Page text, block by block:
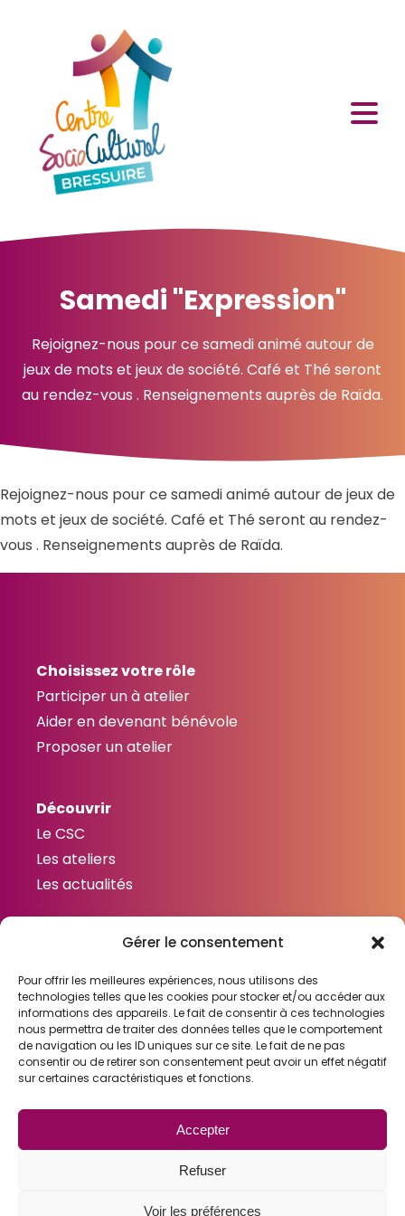
Gérer le consentement
Pour offrir les meilleures expériences, nous utilisons des
technologies telles que les cookies pour stocker et/ou accéder aux
informations des appareils. Le fait de consentir à ces technologies
nous permettra de traiter des données telles que le comportement
de navigation ou les ID uniques sur ce site. Le fait de ne pas
consentir ou de retirer son consentement peut avoir un effet négatif
sur certaines caractéristiques et fonctions.
Accepter
Refuser
Voir les préférences
Samedi "Expression"
Rejoignez-nous pour ce samedi animé autour de
jeux de mots et jeux de société. Café et Thé seront
au rendez-vous . Renseignements auprès de Raïda.
Rejoignez-nous pour ce samedi animé autour de jeux de
mots et jeux de société. Café et Thé seront au rendez-
vous . Renseignements auprès de Raïda.
Choisissez votre rôle
Participer un à atelier
Aider en devenant bénévole
Proposer un atelier
Découvrir
Le CSC
Les ateliers
Les actualités
Contactez-nous
Contact
Liens utiles
Gestion des cookies
Politique de confidentialité